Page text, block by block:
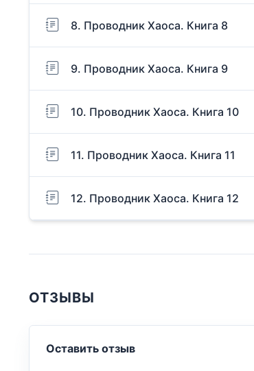
8. Проводник Хаоса. Книга 8
9. Проводник Хаоса. Книга 9
10. Проводник Хаоса. Книга 10
11. Проводник Хаоса. Книга 11
12. Проводник Хаоса. Книга 12
ОТЗЫВЫ
Оставить отзыв